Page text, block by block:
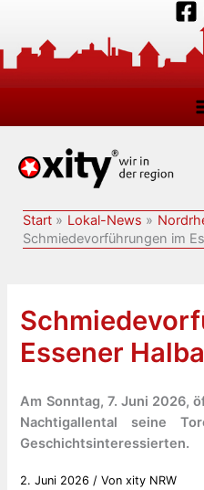
springen
Start Lokal-News
Schmiedevorführungen im
Essener
Am Sonntag, 7. Juni 2026,
Nachtigallental seine
Geschichtsinteressierten.
2. Juni 2026 / Vonxity NRW